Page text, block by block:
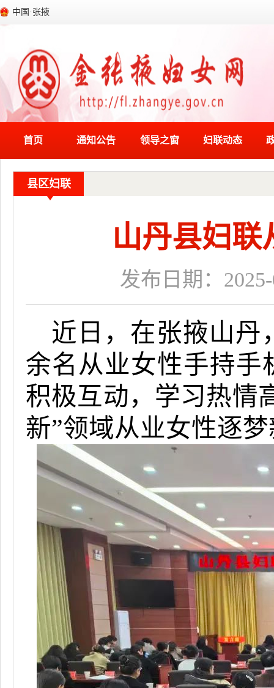
中国·张掖
首页 通知公告 领导之窗 妇联动态
县区妇联
山丹县妇联
发布日期：
近日，在张掖山丹
余名从业女性手持手
积极互动，学习热情
新”领域从业女性逐